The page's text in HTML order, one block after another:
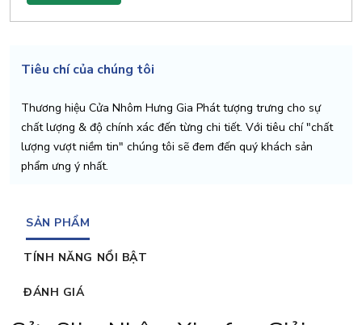
Tiêu chí của chúng tôi
Thương hiệu Cửa Nhôm Hưng Gia Phát tượng trưng cho sự
chất lượng & độ chính xác đến từng chi tiết. Với tiêu chí "chất
lượng vượt niềm tin" chúng tôi sẽ đem đến quý khách sản
phẩm ưng ý nhất.
SẢN PHẨM
TÍNH NĂNG NỔI BẬT
ĐÁNH GIÁ